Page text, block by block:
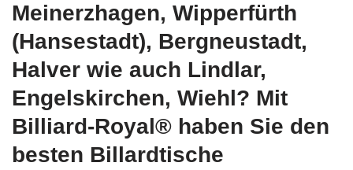
Meinerzhagen, Wipperfürth
(Hansestadt), Bergneustadt,
Halver wie auch Lindlar,
Engelskirchen, Wiehl? Mit
Billiard-Royal® haben Sie den
besten Billardtische